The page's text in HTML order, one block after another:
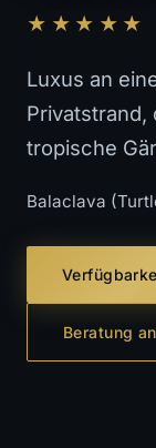
★★★★★
Luxus an
Privatstrand,
tropische
Balaclava
Beratung